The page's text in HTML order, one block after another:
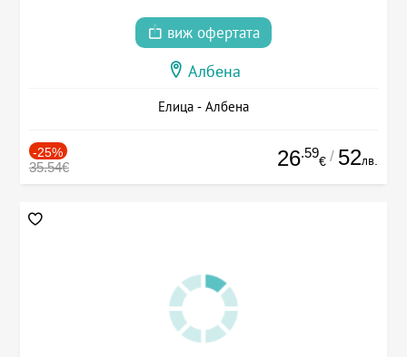
виж офертата
Албена
Елица - Албена
-25%
35.54€ 26.59
€ / 52лв.